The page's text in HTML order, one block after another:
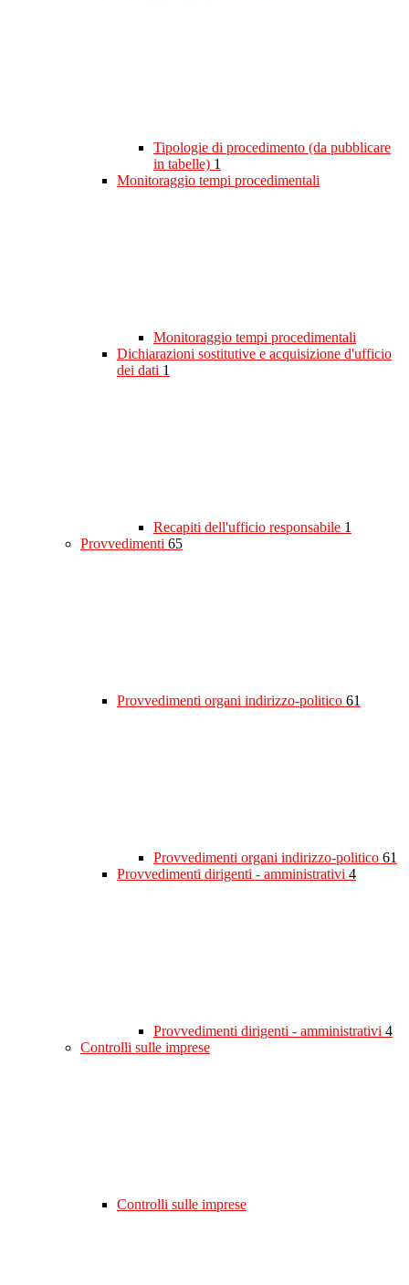
Tipologie di procedimento (da pubblicare
in tabelle) 1
Monitoraggio tempi procedimentali
Monitoraggio tempi procedimentali
Dichiarazioni sostitutive e acquisizione d'ufficio
dei dati 1
Recapiti dell'ufficio responsabile 1
Provvedimenti 65
Provvedimenti organi indirizzo-politico 61
Provvedimenti organi indirizzo-politico 61
Provvedimenti dirigenti - amministrativi 4
Provvedimenti dirigenti - amministrativi 4
Controlli sulle imprese
Controlli sulle imprese